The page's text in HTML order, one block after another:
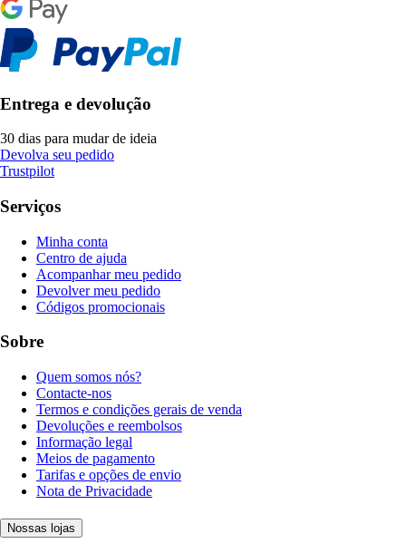
Entrega e devolução
30 dias para mudar de ideia
Devolva seu pedido
Trustpilot
Serviços
Minha conta
Centro de ajuda
Acompanhar meu pedido
Devolver meu pedido
Códigos promocionais
Sobre
Quem somos nós?
Contacte-nos
Termos e condições gerais de venda
Devoluções e reembolsos
Informação legal
Meios de pagamento
Tarifas e opções de envio
Nota de Privacidade
Nossas lojas